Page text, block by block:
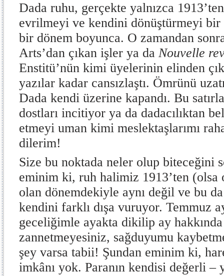
Dada ruhu, gerçekte yalnızca
evrilmeyi ve kendini dönüştürmeyi bir
bir dönem boyunca. O zamandan
Arts’dan çıkan işler ya da Nouvelle
Enstitü’nün kimi üyelerinin elinden
yazılar kadar cansızlaştı. Ömrünü
Dada kendi üzerine kapandı. Bu
dostları incitiyor ya da dadacılıktan
etmeyi uman kimi meslektaşlarımı
dilerim!
Size bu noktada neler olup biteceğini
eminim ki, ruh halimiz 1913’ten (olsa
olan dönemdekiyle aynı değil ve bu
kendini farklı dışa vuruyor. Temmuz
geceliğimle ayakta dikilip ay hakkında
zannetmeyesiniz, sağduyumu
şey varsa tabii! Şundan eminim ki,
imkânı yok. Paranın kendisi değerli –